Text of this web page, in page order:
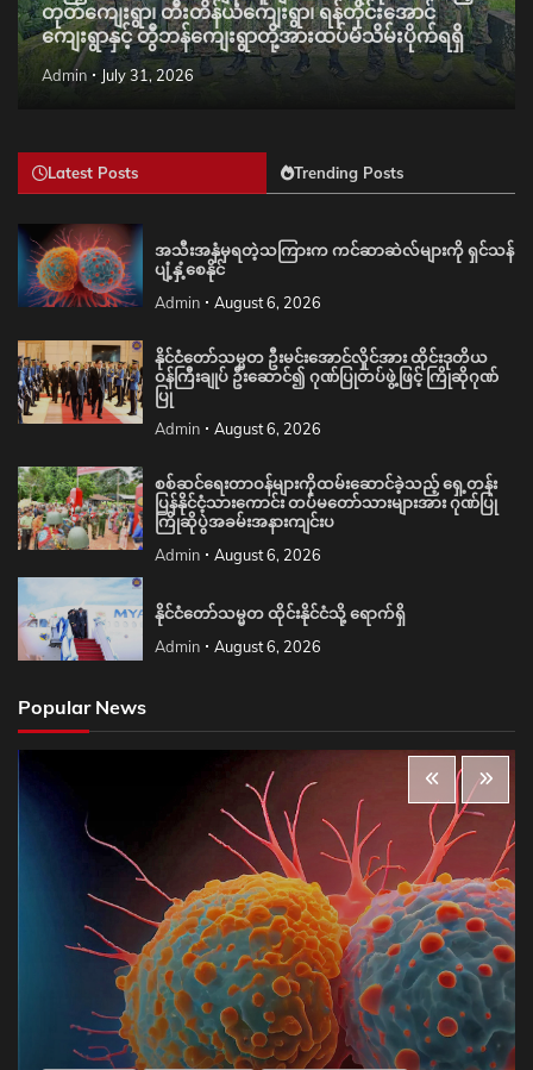
တုတ်ကျေးရွာ၊ တီးတိန်ယံကျေးရွာ၊ ရန်တိုင်းအောင်
ကျေးရွာနှင့် တွီဘန်ကျေးရွာတို့အားထပ်မံသိမ်းပိုက်ရရှိ
Admin July 31, 2026
Latest Posts Trending Posts
အသီးအနှံမှရတဲ့သကြားက ကင်ဆာဆဲလ်များကို ရှင်သန်
ပျံ့နှံ့စေနိုင်
Admin August 6, 2026
နိုင်ငံတော်သမ္မတ ဦးမင်းအောင်လှိုင်အား ထိုင်းဒုတိယ
ဝန်ကြီးချုပ် ဦးဆောင်၍ ဂုဏ်ပြုတပ်ဖွဲ့ဖြင့် ကြိုဆိုဂုဏ်
ပြု
Admin August 6, 2026
စစ်ဆင်ရေးတာဝန်များကိုထမ်းဆောင်ခဲ့သည့် ရှေ့တန်း
ပြန်နိုင်ငံ့သားကောင်း တပ်မတော်သားများအား ဂုဏ်ပြု
ကြိုဆိုပွဲအခမ်းအနားကျင်းပ
Admin August 6, 2026
နိုင်ငံတော်သမ္မတ ထိုင်းနိုင်ငံသို့ ရောက်ရှိ
Admin August 6, 2026
Popular News